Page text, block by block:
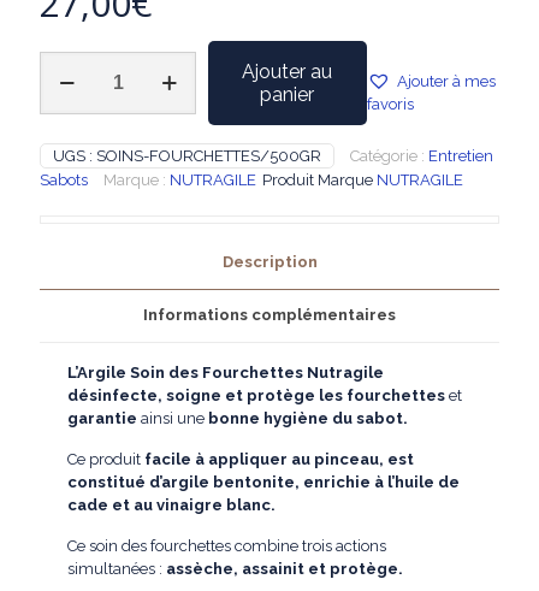
Argile
Soin
Ajouter au
panier
Ajouter à mes
favoris
UGS : SOINS-FOURCHETTES/500GR Catégorie : Entretien
Sabots
Marque : NUTRAGILE Produit Marque NUTRAGILE
Description
Informations complémentaires
L’Argile Soin des Fourchettes Nutragile
désinfecte, soigne et protège les fourchetteset
garantie ainsi une bonne hygiène du sabot.
Ce produit facile à appliquer au pinceau, est
constitué d’argile bentonite, enrichie à l’huile de
cade et au vinaigre blanc.
Ce soin des fourchettes combine trois actions
simultanées : assèche, assainit et protège.